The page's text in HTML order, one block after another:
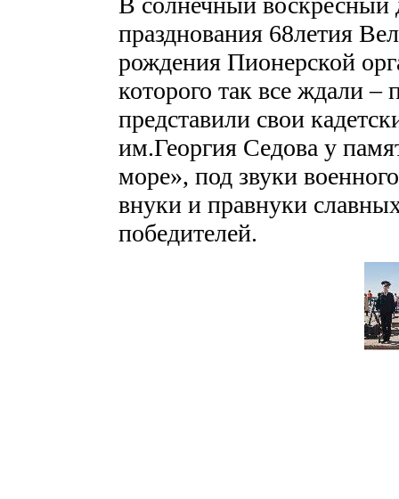
празднования 68летия
рождения Пионерской
которого так все ждали
представили свои
им.Георгия Седова у
море», под звуки
внуки и правнуки
победителей.